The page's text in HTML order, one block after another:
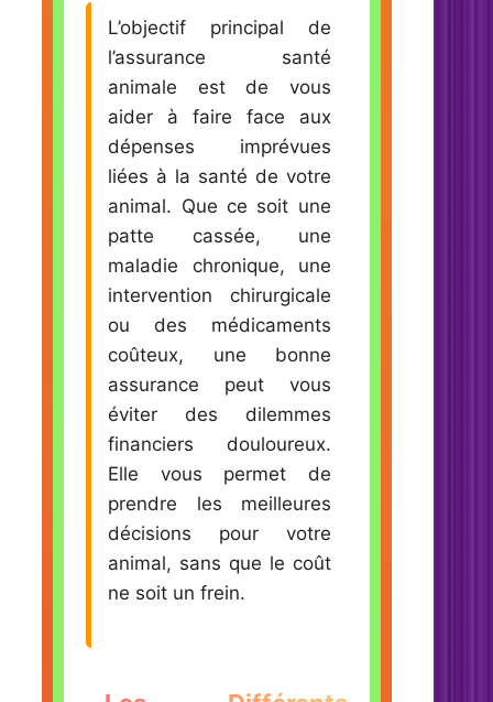
L’objectif principal de
l’assurance santé
animale est de vous
aider à faire face aux
dépenses imprévues
liées à la santé de votre
animal. Que ce soit une
patte cassée, une
maladie chronique, une
intervention chirurgicale
ou des médicaments
coûteux, une bonne
assurance peut vous
éviter des dilemmes
financiers douloureux.
Elle vous permet de
prendre les meilleures
décisions pour votre
animal, sans que le coût
ne soit un frein.